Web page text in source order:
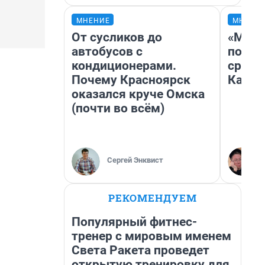
МНЕНИЕ
От сусликов до
автобусов с
кондиционерами.
Почему Красноярск
оказался круче Омска
(почти во всём)
Сергей Энквист
РЕКОМЕНДУЕМ
Популярный фитнес-
тренер с мировым именем
Света Ракета проведет